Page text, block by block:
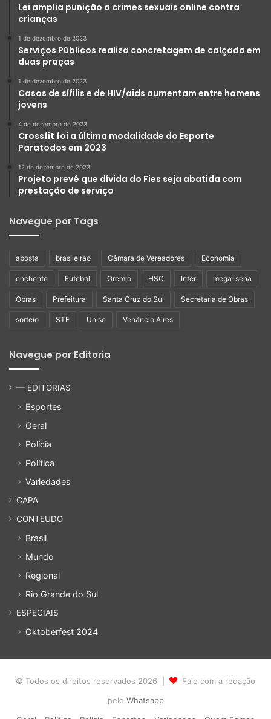
Lei amplia punição a crimes sexuais online contra
crianças
1 de dezembro de 2023
Serviços Públicos realiza concretagem de calçada em
duas praças
1 de dezembro de 2023
Casos de sífilis e de HIV/aids aumentam entre homens
jovens
4 de dezembro de 2023
Crossfit foi a última modalidade do Esporte
Paratodos em 2023
12 de dezembro de 2023
Projeto prevê que dívida do Fies seja abatida com
prestação de serviço
Navegue por Tags
aposta brasileirao Câmara de Vereadores Economia
enchente Futebol Gremio HSC Inter mega-sena
Obras Prefeitura Santa Cruz do Sul Secretaria de Obras
sorteio STF Unisc Venâncio Aires
Navegue por Editoria
— EDITORIAS
Esportes
Geral
Polícia
Política
Variedades
CAPA
CONTEUDO
Brasil
Mundo
Regional
Rio Grande do Sul
ESPECIAIS
Oktoberfest 2024
© Todos os direitos reservados 2026 |
Fale com a redação
pelo Whatsapp